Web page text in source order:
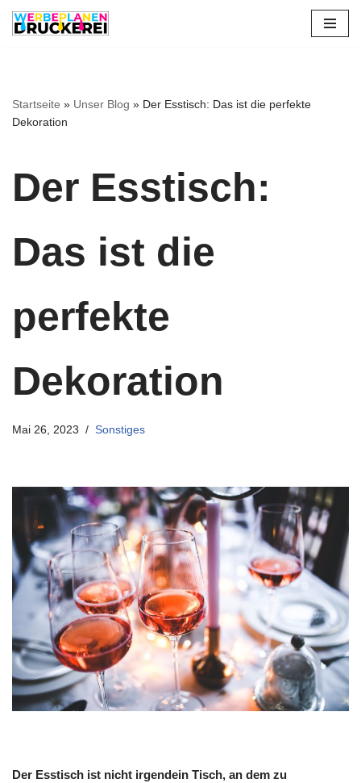
Startseite » Unser Blog » Der Esstisch: Das ist die perfekte
Dekoration
Der Esstisch:
Das ist die
perfekte
Dekoration
Mai 26, 2023 Sonstiges
Der Esstisch ist nicht irgendein Tisch, an dem zu